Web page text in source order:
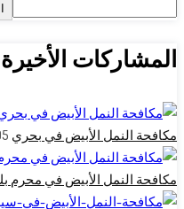
المشاركات الأخيرة
مكافحة النمل الأبيض في بحري 05 أغسطس 26
مكافحة النمل الأبيض في محرم بك